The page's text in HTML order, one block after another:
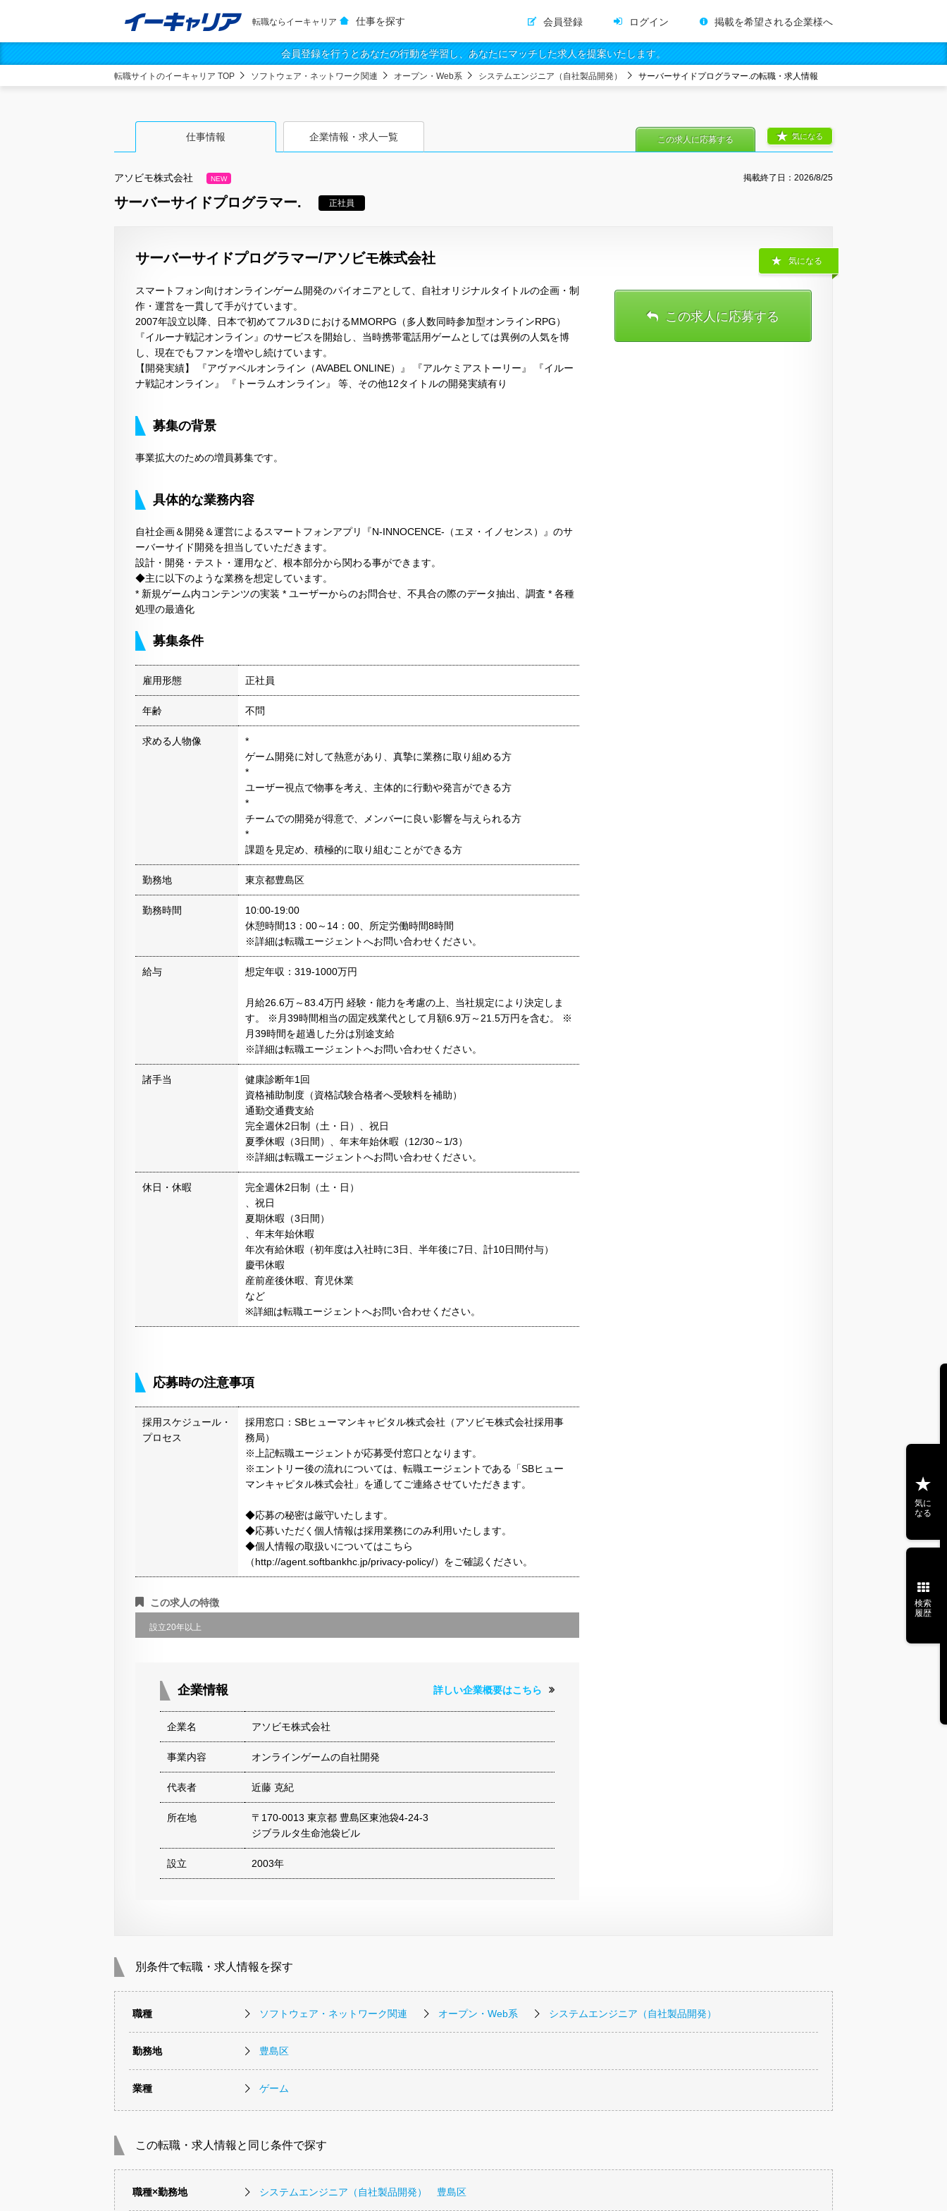
転職ならイーキャリア 仕事を探す 会員登録 ログイン 掲載を希望される企業様へ
会員登録を行うとあなたの行動を学習し、あなたにマッチした求人を提案いたします。
転職サイトのイーキャリア TOP ソフトウェア・ネットワーク関連 オープン・Web系 システムエンジニア（自社製品開発） サーバーサイドプログラマー.の転職・求人情報
仕事情報 企業情報・求人一覧
アソビモ株式会社 NEW 掲載終了日： 2026/8/25
サーバーサイドプログラマー. 正社員
気になる
この求人に応募する
サーバーサイドプログラマー/アソビモ株式会社
スマートフォン向けオンラインゲーム開発のパイオニアとして、自社オリジナルタイトルの企画・制
作・運営を一貫して手がけています。
2007年設立以降、日本で初めてフル3ＤにおけるMMORPG（多人数同時参加型オンラインRPG）
『イルーナ戦記オンライン』のサービスを開始し、当時携帯電話用ゲームとしては異例の人気を博
し、現在でもファンを増やし続けています。
【開発実績】 『アヴァベルオンライン（AVABEL ONLINE）』 『アルケミアストーリー』 『イルー
ナ戦記オンライン』 『トーラムオンライン』 等、その他12タイトルの開発実績有り
募集の背景
事業拡大のための増員募集です。
具体的な業務内容
自社企画＆開発＆運営によるスマートフォンアプリ『N-INNOCENCE-（エヌ・イノセンス）』のサ
ーバーサイド開発を担当していただきます。
設計・開発・テスト・運用など、根本部分から関わる事ができます。
◆主に以下のような業務を想定しています。
* 新規ゲーム内コンテンツの実装 * ユーザーからのお問合せ、不具合の際のデータ抽出、調査 * 各種
処理の最適化
募集条件
雇用形態 正社員
年齢 不問
求める人物像
*
ゲーム開発に対して熱意があり、真摯に業務に取り組める方
*
ユーザー視点で物事を考え、主体的に行動や発言ができる方
*
チームでの開発が得意で、メンバーに良い影響を与えられる方
*
課題を見定め、積極的に取り組むことができる方
勤務地 東京都豊島区
勤務時間
10:00-19:00
休憩時間13：00～14：00、所定労働時間8時間
※詳細は転職エージェントへお問い合わせください。
給与 想定年収：319-1000万円
月給26.6万～83.4万円 経験・能力を考慮の上、当社規定により決定しま
す。 ※月39時間相当の固定残業代として月額6.9万～21.5万円を含む。 ※
月39時間を超過した分は別途支給
※詳細は転職エージェントへお問い合わせください。
諸手当
健康診断年1回
資格補助制度（資格試験合格者へ受験料を補助）
通勤交通費支給
完全週休2日制（土・日）、祝日
夏季休暇（3日間）、年末年始休暇（12/30～1/3）
※詳細は転職エージェントへお問い合わせください。
休日・休暇
完全週休2日制（土・日）
、祝日
夏期休暇（3日間）
、年末年始休暇
年次有給休暇（初年度は入社時に3日、半年後に7日、計10日間付与）
慶弔休暇
産前産後休暇、育児休業
など
※詳細は転職エージェントへお問い合わせください。
応募時の注意事項
採用スケジュール・
プロセス
採用窓口：SBヒューマンキャピタル株式会社（アソビモ株式会社採用事
務局）
※上記転職エージェントが応募受付窓口となります。
※エントリー後の流れについては、転職エージェントである「SBヒュー
マンキャピタル株式会社」を通してご連絡させていただきます。
◆応募の秘密は厳守いたします。
◆応募いただく個人情報は採用業務にのみ利用いたします。
◆個人情報の取扱いについてはこちら
（http://agent.softbankhc.jp/privacy-policy/）をご確認ください。
この求人の特徴
設立20年以上
企業情報 詳しい企業概要はこちら
企業名 アソビモ株式会社
事業内容 オンラインゲームの自社開発
代表者 近藤 克紀
所在地
〒170-0013 東京都 豊島区東池袋4-24-3
ジブラルタ生命池袋ビル
設立 2003年
気になる
この求人に応募する
別条件で転職・求人情報を探す
職種 ソフトウェア・ネットワーク関連 オープン・Web系 システムエンジニア（自社製品開発）
勤務地 豊島区
業種 ゲーム
この転職・求人情報と同じ条件で探す
職種×勤務地 システムエンジニア（自社製品開発） 豊島区
気に
なる
検索
履歴